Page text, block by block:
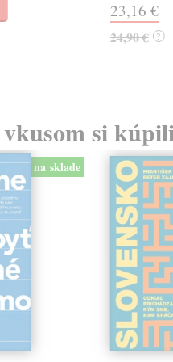
23,16 €
24,90 € ?
si
na sklade